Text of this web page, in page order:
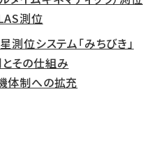
測位
測位システム「みちびき」
その仕組み
体制への拡充